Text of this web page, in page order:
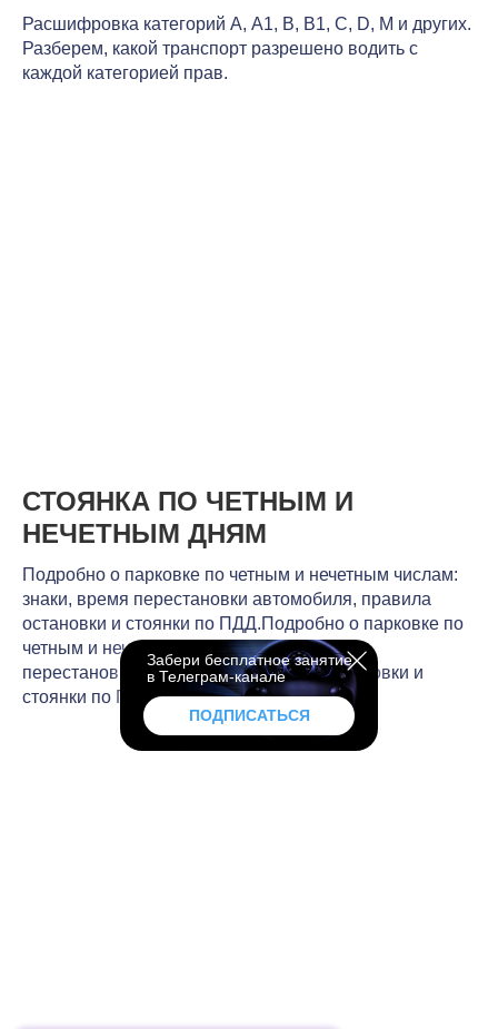
Расшифровка категорий А, А1, В, В1, С, D, М и других.
Разберем, какой транспорт разрешено водить с
каждой категорией прав.
СТОЯНКА ПО ЧЕТНЫМ И
НЕЧЕТНЫМ ДНЯМ
Подробно о парковке по четным и нечетным числам:
знаки, время перестановки автомобиля, правила
остановки и стоянки по ПДД.Подробно о парковке по
четным и нечетным числам: знаки, время
перестановки автомобиля, правила остановки и
стоянки по ПДД.
Забери бесплатное занятие
в Телеграм-канале
ПОДПИСАТЬСЯ